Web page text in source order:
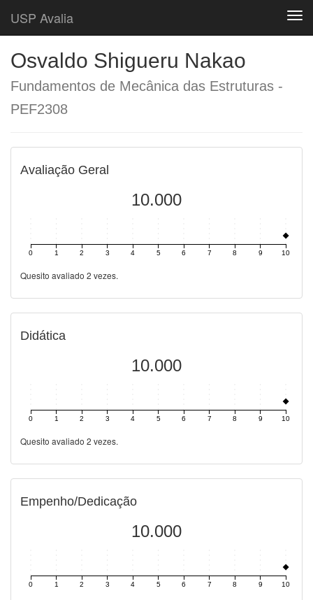
USP Avalia
Osvaldo Shigueru Nakao
Fundamentos de Mecânica das Estruturas -
PEF2308
Avaliação Geral
10.000
0 1 2 3 4 5 6 7 8 9 10
Quesito avaliado 2 vezes.
Didática
10.000
0 1 2 3 4 5 6 7 8 9 10
Quesito avaliado 2 vezes.
Empenho/Dedicação
10.000
0 1 2 3 4 5 6 7 8 9 10